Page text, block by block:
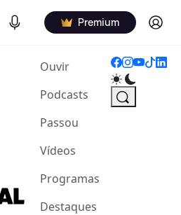
Podcasts Premium Log in
Ouvir(current)
Podcasts
Passou
Vídeos
Programas
Destaques